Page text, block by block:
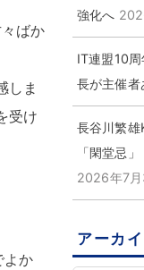
ばか
しま
受け
よか
強化へ
IT連盟10
長が主催者
長谷川繁雄
「閑堂忌
2026年7月
アーカ